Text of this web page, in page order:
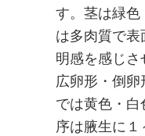
す。茎は緑色
は多肉質で表
明感を感じさ
広卵形・倒卵
では黄色・白
序は腋生に１